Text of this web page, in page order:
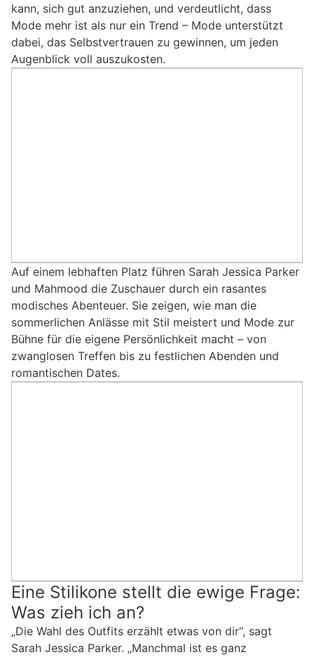
kann, sich gut anzuziehen, und verdeutlicht, dass
Mode mehr ist als nur ein Trend – Mode unterstützt
dabei, das Selbstvertrauen zu gewinnen, um jeden
Augenblick voll auszukosten.
Auf einem lebhaften Platz führen Sarah Jessica Parker
und Mahmood die Zuschauer durch ein rasantes
modisches Abenteuer. Sie zeigen, wie man die
sommerlichen Anlässe mit Stil meistert und Mode zur
Bühne für die eigene Persönlichkeit macht – von
zwanglosen Treffen bis zu festlichen Abenden und
romantischen Dates.
Eine Stilikone stellt die ewige Frage:
Was zieh ich an?
„Die Wahl des Outfits erzählt etwas von dir“, sagt
Sarah Jessica Parker. „Manchmal ist es ganz